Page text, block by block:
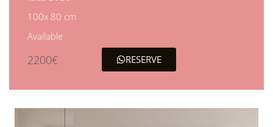
100x 80 cm
Available
2200€ RESERVE